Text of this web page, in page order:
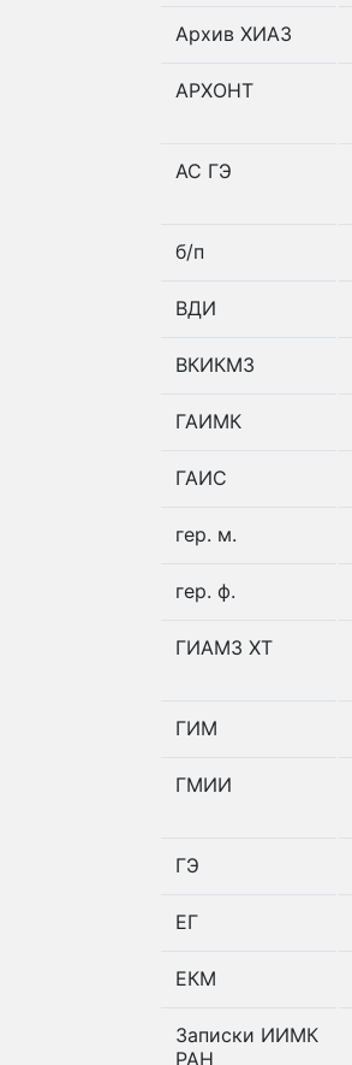
Архив ХИАЗ
АРХОНТ
АС ГЭ
б/п
ВДИ
ВКИКМЗ
ГАИМК
ГАИС
гер. м.
гер. ф.
ГИАМЗ ХТ
ГИМ
ГМИИ
ГЭ
ЕГ
ЕКМ
Записки ИИМК
РАН